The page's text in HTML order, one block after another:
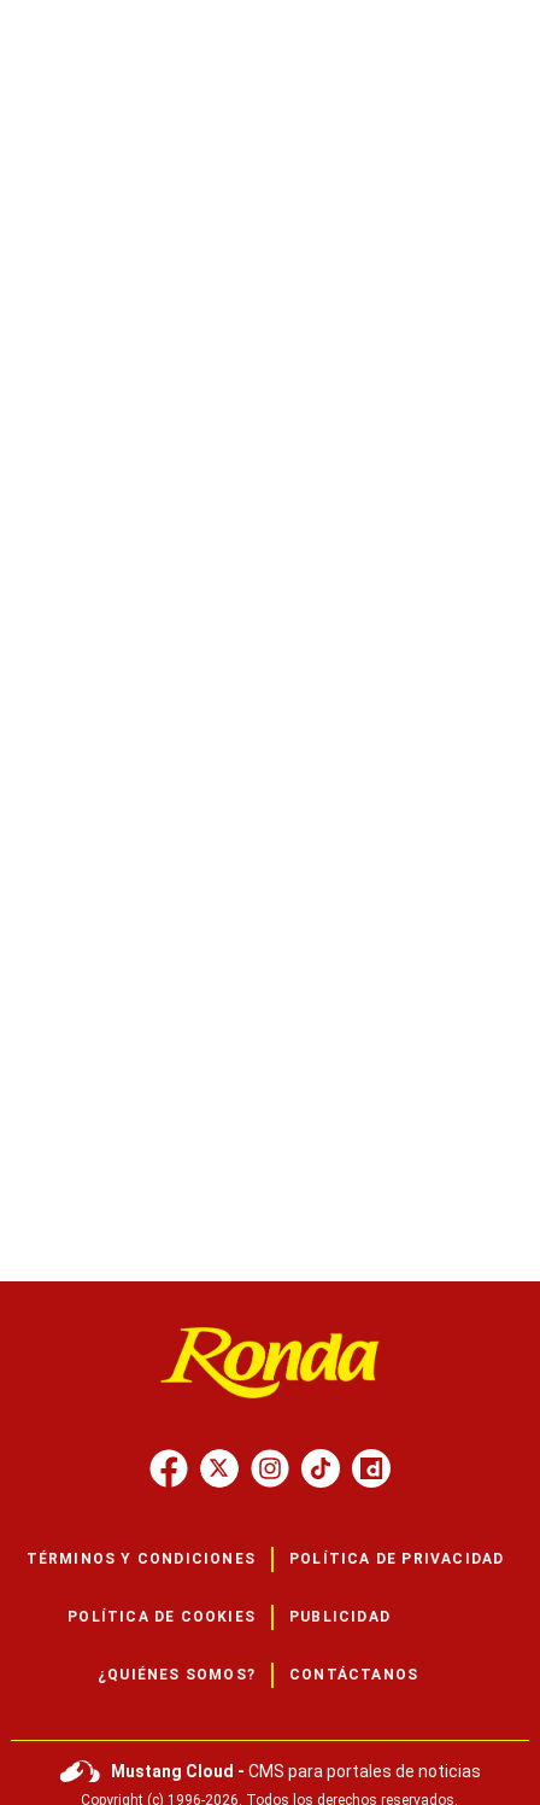
TÉRMINOS Y CONDICIONES POLÍTICA DE PRIVACIDAD
POLÍTICA DE COOKIES PUBLICIDAD
¿QUIÉNES SOMOS? CONTÁCTANOS
Mustang Cloud - CMS para portales de noticias
Copyright (c) 1996-2026. Todos los derechos reservados.